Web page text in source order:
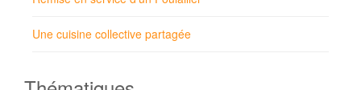
Une cuisine collective partagée